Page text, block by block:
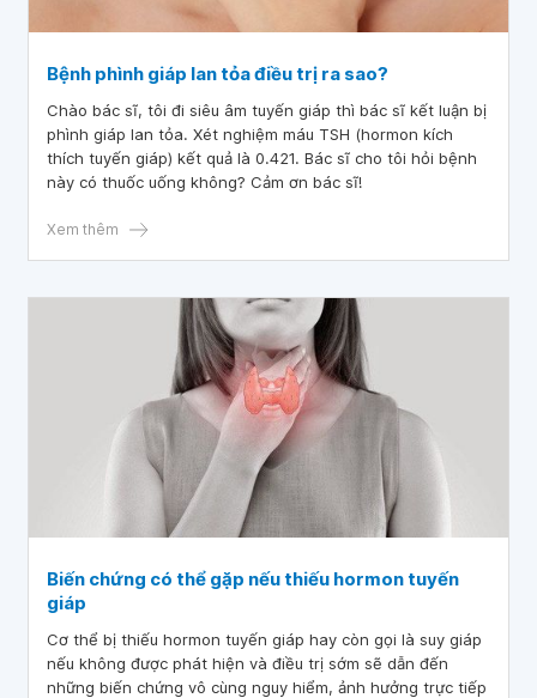
Bệnh phình giáp lan tỏa điều trị ra sao?
Chào bác sĩ, tôi đi siêu âm tuyến giáp thì bác sĩ kết luận bị
phình giáp lan tỏa. Xét nghiệm máu TSH (hormon kích
thích tuyến giáp) kết quả là 0.421. Bác sĩ cho tôi hỏi bệnh
này có thuốc uống không? Cảm ơn bác sĩ!
Xem thêm
Biến chứng có thể gặp nếu thiếu hormon tuyến
giáp
Cơ thể bị thiếu hormon tuyến giáp hay còn gọi là suy giáp
nếu không được phát hiện và điều trị sớm sẽ dẫn đến
những biến chứng vô cùng nguy hiểm, ảnh hưởng trực tiếp